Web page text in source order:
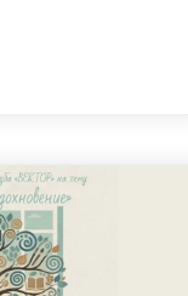
жюри,
конкурса